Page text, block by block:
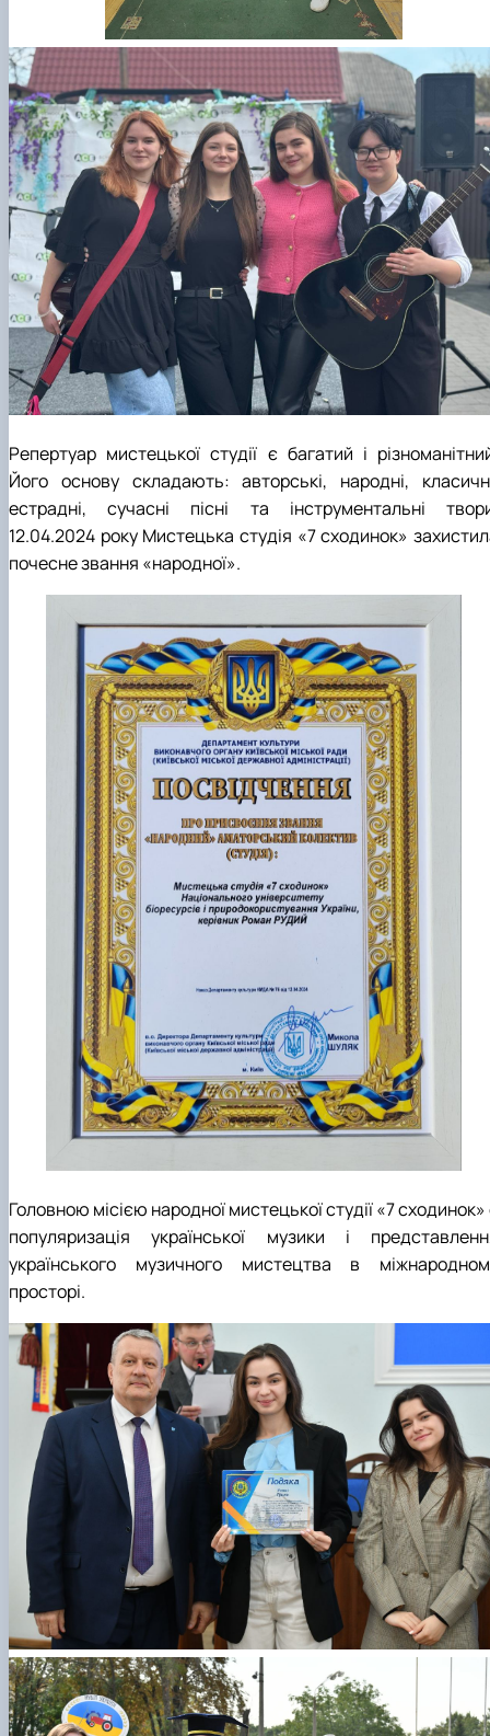
Репертуар мистецької студії є багатий і
Його основу складають: авторські, народні,
естрадні, сучасні пісні та інструментальні
12.04.2024 року Мистецька студія «7 сходинок»
почесне звання «народної».
Головною місією народної мистецької студії «7 сходинок»
популяризація української музики і
українського музичного мистецтва в
просторі.